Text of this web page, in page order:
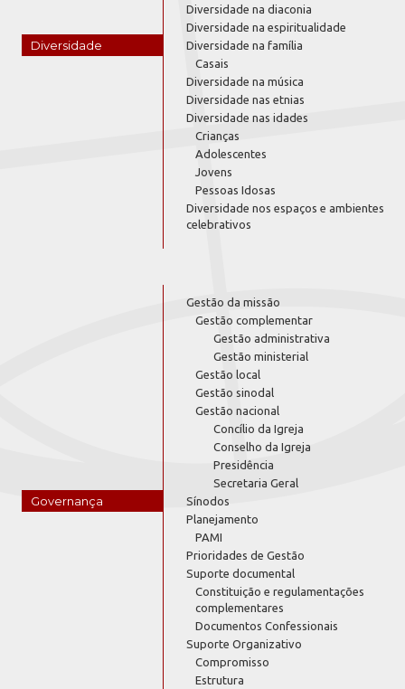
Diversidade
Diversidade na diaconia
Diversidade na espiritualidade
Diversidade na família
Casais
Diversidade na música
Diversidade nas etnias
Diversidade nas idades
Crianças
Adolescentes
Jovens
Pessoas Idosas
Diversidade nos espaços e ambientes
celebrativos
Governança
Gestão da missão
Gestão complementar
Gestão administrativa
Gestão ministerial
Gestão local
Gestão sinodal
Gestão nacional
Concílio da Igreja
Conselho da Igreja
Presidência
Secretaria Geral
Sínodos
Planejamento
PAMI
Prioridades de Gestão
Suporte documental
Constituição e regulamentações
complementares
Documentos Confessionais
Suporte Organizativo
Compromisso
Estrutura